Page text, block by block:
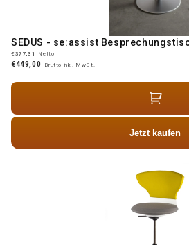
SEDUS - se:assist
€377,31 Netto
€449,00 Brutto inkl. MwSt.
Jetzt kaufen